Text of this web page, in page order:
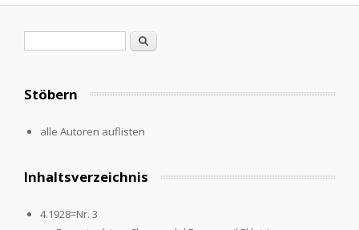
Search
Stöbern
alle Autoren auflisten
Inhaltsverzeichnis
4.1928=Nr. 3